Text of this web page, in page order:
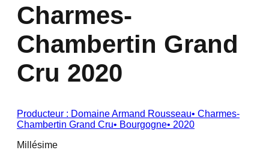
Charmes-
Chambertin Grand
Cru 2020
Producteur : Domaine Armand Rousseau• Charmes-
Chambertin Grand Cru• Bourgogne• 2020
Millésime